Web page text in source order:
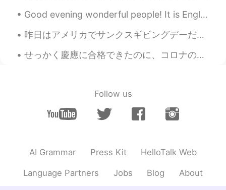
Good evening wonderful people! It is English practice time. Send me a message if you want to pr...
昨日はアメリカでサンクスギビングデーだった。僕はサンクスギビングが大好き。美味しい食べ物がいっぱいある。でも日本に1人で住んでいる。全部のサンクスギビングの食べ物食べられないけどパイを作った。パ...
せっかく慶應に合格できたのに、コロナのせいで日本に入国できひんくなったし、今学期は慶應もオンラインで授業が行われることになったから、今年からじゃなくて、2021年から日本に留学することになった！...
Follow us
AI Grammar Press Kit HelloTalk Web
Language Partners Jobs Blog About